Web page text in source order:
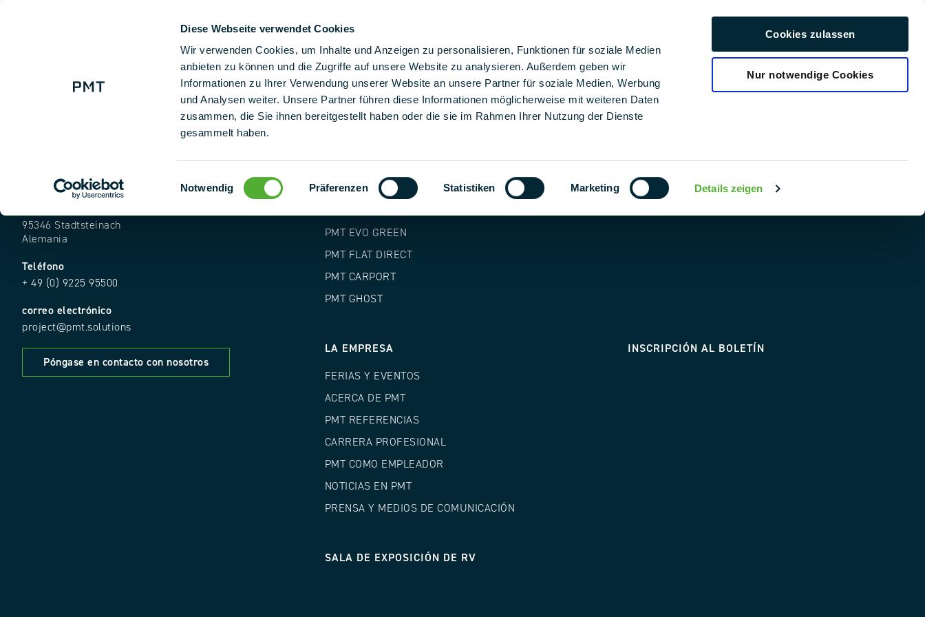
Diese Webseite verwendet Cookies
Wir verwenden Cookies, um Inhalte und Anzeigen zu personalisieren, Funktionen für soziale Medien
anbieten zu können und die Zugriffe auf unsere Website zu analysieren. Außerdem geben wir
Informationen zu Ihrer Verwendung unserer Website an unsere Partner für soziale Medien, Werbung
und Analysen weiter. Unsere Partner führen diese Informationen möglicherweise mit weiteren Daten
zusammen, die Sie ihnen bereitgestellt haben oder die sie im Rahmen Ihrer Nutzung der Dienste
gesammelt haben.
Einwilligungsauswahl
Notwendig Präferenzen Statistiken Marketing Details zeigen
Cookies zulassen
Nur notwendige Cookies
+ 49 (0) 9225 95500 Nuestras soluciones de montaje Español
Dirección
95346 Stadtsteinach
Alemania
Teléfono
+ 49 (0) 9225 95500
correo electrónico
project@pmt.solutions
Póngase en contacto con nosotros
PRODUCTOS
PMT EVO 2.1 EW
PMT EVO GREEN
PMT FLAT DIRECT
PMT CARPORT
PMT GHOST
SERVICIO Y AYUDA
PMT PLAN | PMT
DESCARGAS
LA EMPRESA
FERIAS Y EVENTOS
ACERCA DE PMT
PMT REFERENCIAS
CARRERA PROFESIONAL
PMT COMO EMPLEADOR
NOTICIAS EN PMT
PRENSA Y MEDIOS DE COMUNICACIÓN
INSCRIPCIÓN AL BOLETÍN
SALA DE EXPOSICIÓN DE RV